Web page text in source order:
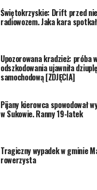
Świętokrzyskie: Drift przed
radiowozem. Jaka kara
Upozorowana kradzież: próba
odszkodowania ujawniła dziuplę
samochodową [ZDJĘCIA]
Pijany kierowca spowodował
w Sukowie. Ranny 19-latek
Tragiczny wypadek w gminie
rowerzysta